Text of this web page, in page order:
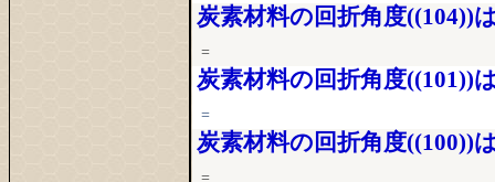
炭素材料の回折角度((104))
=
炭素材料の回折角度((101))
=
炭素材料の回折角度((100))
=